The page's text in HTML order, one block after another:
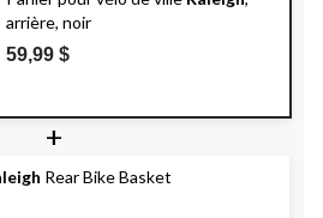
arrière, noir
59,99 $
+
Rear Bike Basket